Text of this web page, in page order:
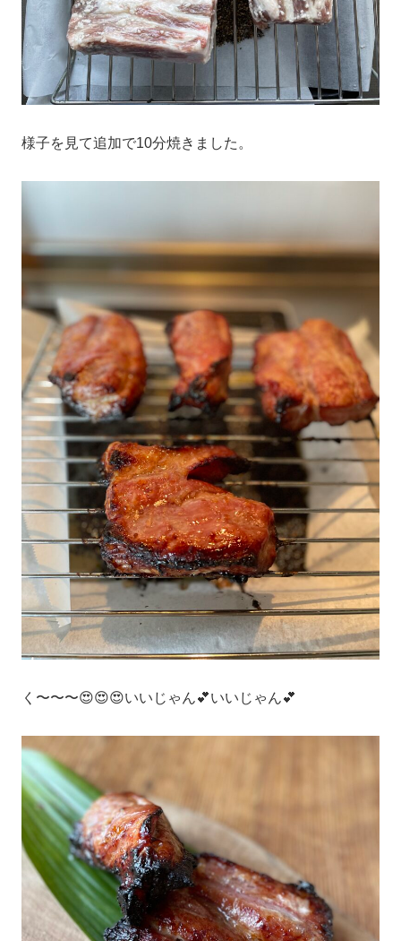
様子を見て追加で10分焼きました。
く〜〜〜😍😍😍いいじゃん💕いいじゃん💕